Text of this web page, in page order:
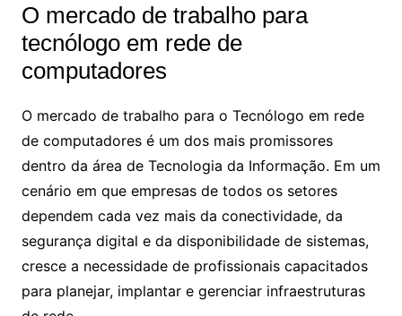
O mercado de trabalho para
tecnólogo em rede de
computadores
O mercado de trabalho para o Tecnólogo em rede
de computadores é um dos mais promissores
dentro da área de Tecnologia da Informação. Em um
cenário em que empresas de todos os setores
dependem cada vez mais da conectividade, da
segurança digital e da disponibilidade de sistemas,
cresce a necessidade de profissionais capacitados
para planejar, implantar e gerenciar infraestruturas